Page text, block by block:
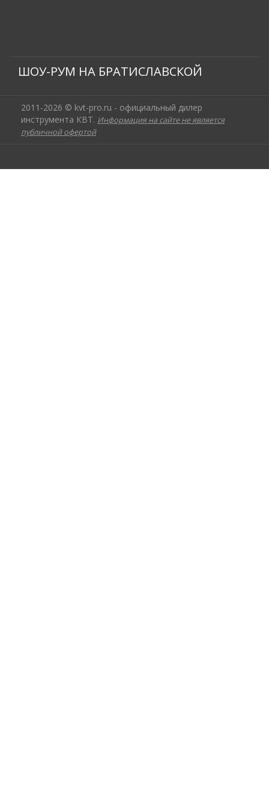
ШОУ-РУМ НА БРАТИСЛАВСКОЙ
2011-2026 © kvt-pro.ru - официальный дилер
инструмента КВТ. Информация на сайте не является
публичной офертой